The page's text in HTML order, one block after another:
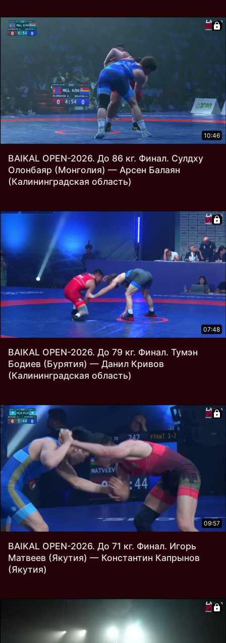
10:46
BAIKAL OPEN-2026. До 86 кг. Финал. Сулдху
Олонбаяр (Монголия) — Арсен Балаян
(Калининградская область)
07:48
BAIKAL OPEN-2026. До 79 кг. Финал. Тумэн
Бодиев (Бурятия) — Данил Кривов
(Калининградская область)
09:57
BAIKAL OPEN-2026. До 71 кг. Финал. Игорь
Матвеев (Якутия) — Константин Капрынов
(Якутия)